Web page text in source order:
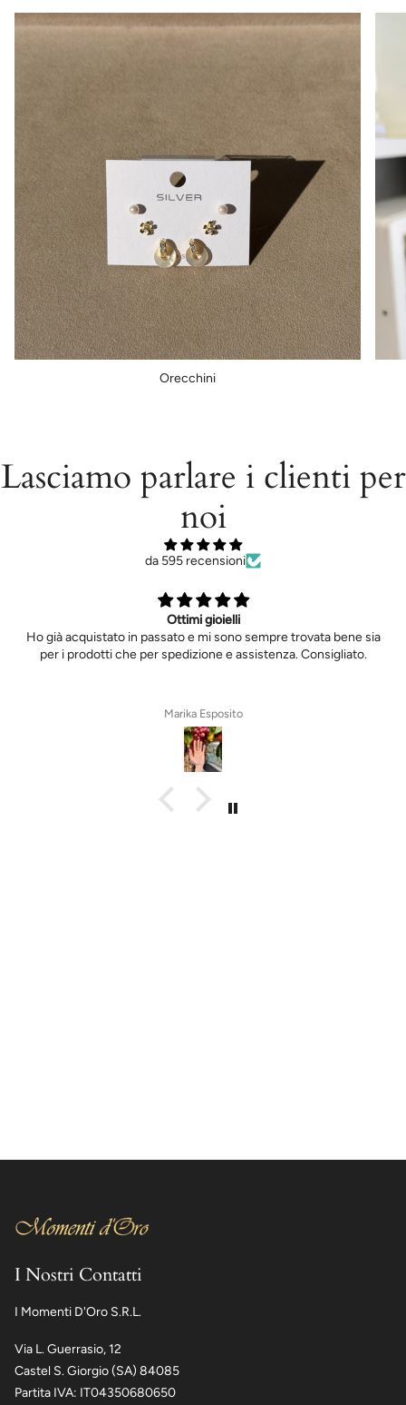
Orecchini
Lasciamo parlare i clienti per
noi
da 595 recensioni
Ottimi gioielli
Ho già acquistato in passato e mi sono sempre trovata bene sia
per i prodotti che per spedizione e assistenza. Consigliato.
Marika Esposito
I Nostri Contatti
I Momenti D'Oro S.R.L.
Via L. Guerrasio, 12
Castel S. Giorgio (SA) 84085
Partita IVA: IT04350680650